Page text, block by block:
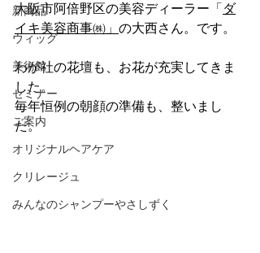
新商品
ウィッグ
美術館
セミナー
ご案内
オリジナルヘアケア
クリレージュ
みんなのシャンプーやさしずく
大阪市阿倍野区の美容ディーラー「 ダ
イキ美容商事㈱」の大西さん。です。
わが社の花壇も、お花が充実してきま
した。
毎年恒例の朝顔の準備も、整いまし
た。